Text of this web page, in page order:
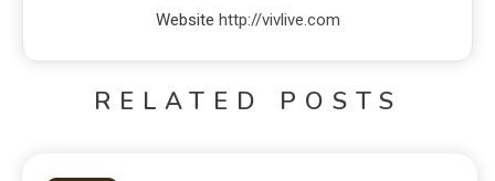
Website http://vivlive.com
RELATED POSTS